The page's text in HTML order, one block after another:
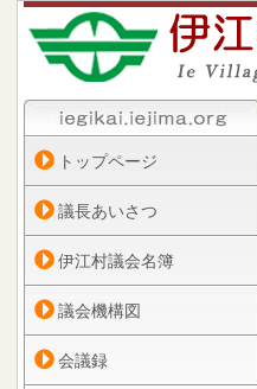
トップページ
議長あいさつ
伊江村議会名簿
議会機構図
会議録